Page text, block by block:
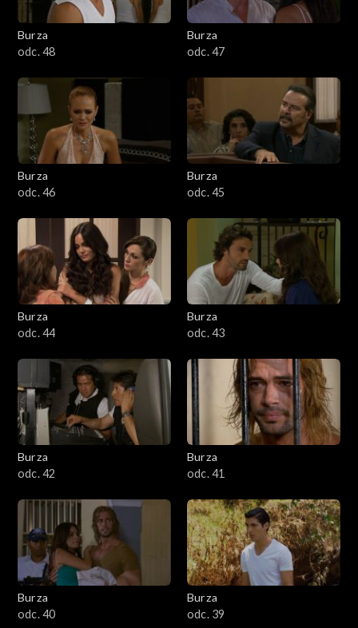
Burza
odc. 48
Burza
odc. 47
Burza
odc. 46
Burza
odc. 45
Burza
odc. 44
Burza
odc. 43
Burza
odc. 42
Burza
odc. 41
Burza
odc. 40
Burza
odc. 39